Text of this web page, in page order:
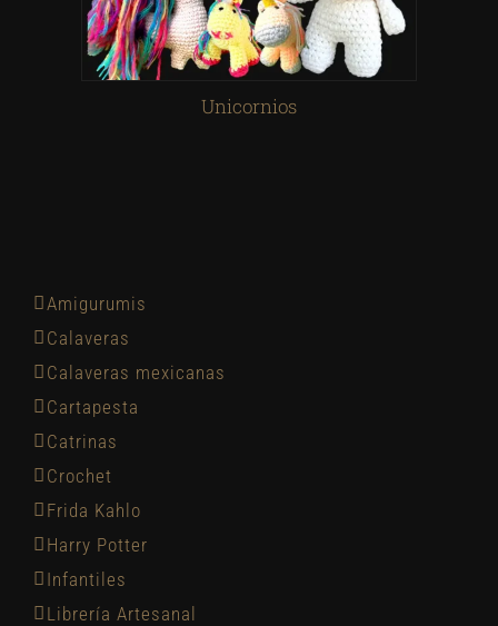
Unicornios
Amigurumis
Calaveras
Calaveras mexicanas
Cartapesta
Catrinas
Crochet
Frida Kahlo
Harry Potter
Infantiles
Librería Artesanal